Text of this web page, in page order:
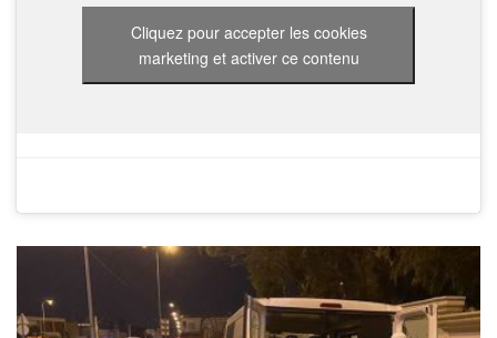
Cliquez pour accepter les cookies
marketing et activer ce contenu